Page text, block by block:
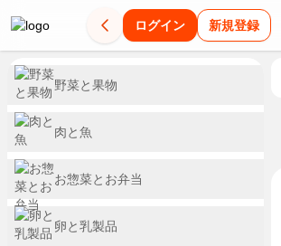
ログイン 新規登録
野菜と果物
肉と魚
お惣菜とお弁当
卵と乳製品